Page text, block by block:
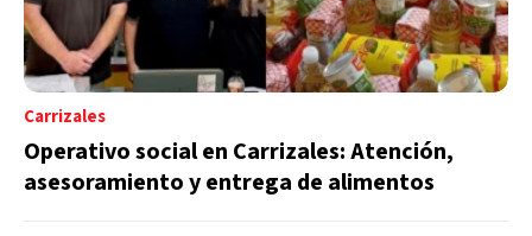
Carrizales
Operativo social en Carrizales: Atención,
asesoramiento y entrega de alimentos